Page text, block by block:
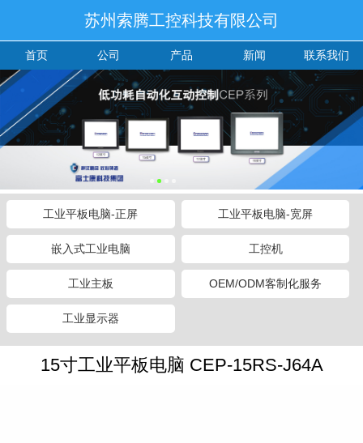
苏州索腾工控科技有限公司
首页 公司 产品 新闻 联系我们
工业平板电脑-正屏 工业平板电脑-宽屏
嵌入式工业电脑 工控机
工业主板 OEM/ODM客制化服务
工业显示器
15寸工业平板电脑 CEP-15RS-J64A